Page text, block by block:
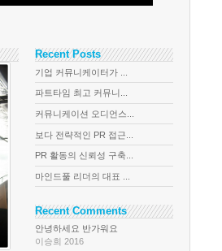
Recent Posts
기업 커뮤니케이터가 ...
파트타임 최고 커뮤니...
커뮤니케이션 오디언스...
보다 전략적인 PR 접근...
PR 활동의 신뢰성 구축...
마인드풀 리더의 대표 ...
Recent Comments
안녕하세요 반가워요
이승희 2016